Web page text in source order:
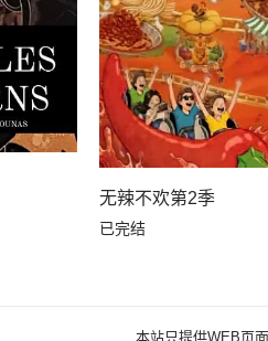
无辣不欢第2季
已完结
本站只提供WEB页